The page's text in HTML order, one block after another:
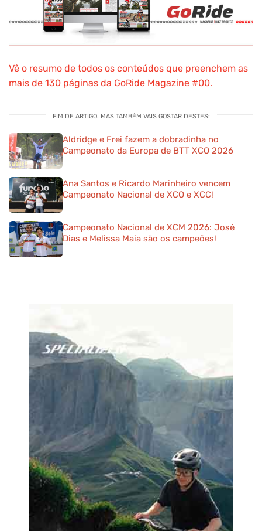
Vê o resumo de todos os conteúdos que preenchem as
mais de 130 páginas da GoRide Magazine #00.
FIM DE ARTIGO. MAS TAMBÉM VAIS GOSTAR DESTES:
Aldridge e Frei fazem a dobradinha no
Campeonato da Europa de BTT XCO 2026
Ana Santos e Ricardo Marinheiro vencem
Campeonato Nacional de XCO e XCC!
Campeonato Nacional de XCM 2026: José
Dias e Melissa Maia são os campeões!